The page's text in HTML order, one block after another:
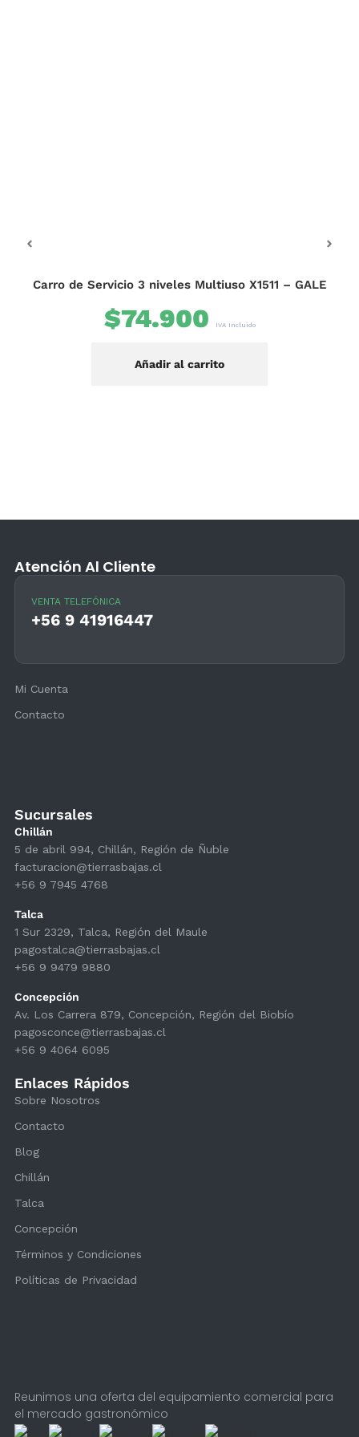
Carro de Servicio 3 niveles Multiuso X1511 – GALE
$74.900 IVA Incluido
Añadir al carrito
Reunimos una oferta del equipamiento comercial para
el mercado gastronómico
Sucursales
Chillán
5 de abril 994, Chillán, Región de Ñuble
facturacion@tierrasbajas.cl
+56 9 7945 4768
Talca
1 Sur 2329, Talca, Región del Maule
pagostalca@tierrasbajas.cl
+56 9 9479 9880
Concepción
Av. Los Carrera 879, Concepción, Región del Biobío
pagosconce@tierrasbajas.cl
+56 9 4064 6095
Enlaces Rápidos
Sobre Nosotros
Contacto
Blog
Chillán
Talca
Concepción
Términos y Condiciones
Políticas de Privacidad
Atención Al Cliente
VENTA TELEFÓNICA
+56 9 41916447
Mi Cuenta
Contacto